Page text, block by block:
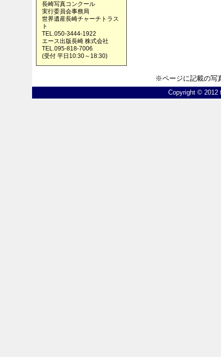
長崎写真コンクール
実行委員会事務局
世界遺産長崎チャーチトラス
ト
TEL.050-3444-1922
エース出版長崎 株式会社
TEL.095-818-7006
(受付 平日10:30～18:30)
※ページに記載の写
Copyright © 2012